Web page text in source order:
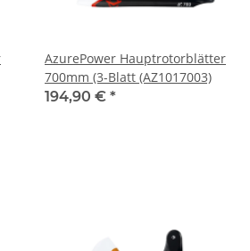
AzurePower Hauptrotorblätter
700mm (3-Blatt (AZ1017003)
194,90 € *